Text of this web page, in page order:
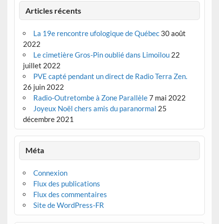
Articles récents
La 19e rencontre ufologique de Québec 30 août
2022
Le cimetière Gros-Pin oublié dans Limoilou 22
juillet 2022
PVE capté pendant un direct de Radio Terra Zen.
26 juin 2022
Radio-Outretombe à Zone Parallèle7 mai 2022
Joyeux Noël chers amis du paranormal 25
décembre 2021
Méta
Connexion
Flux des publications
Flux des commentaires
Site de WordPress-FR